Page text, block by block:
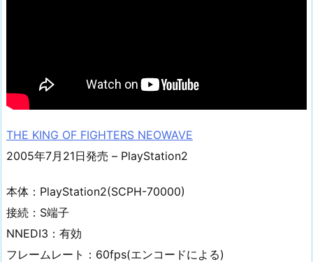
THE KING OF FIGHTERS NEOWAVE
2005年7月21日発売 – PlayStation2
本体：PlayStation2(SCPH-70000)
接続：S端子
NNEDI3：有効
フレームレート：60fps(エンコードによる)